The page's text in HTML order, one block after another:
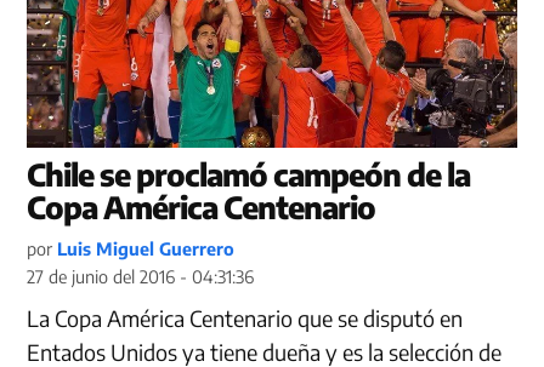
Chile se proclamó campeón de la
Copa América Centenario
por Luis Miguel Guerrero
27 de junio del 2016 - 04:31:36
La Copa América Centenario que se disputó en
Entados Unidos ya tiene dueña y es la selección de